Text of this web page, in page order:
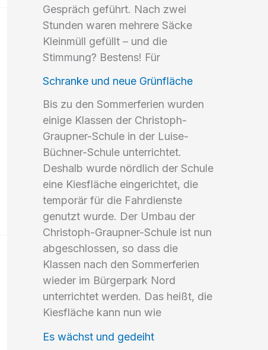
Gespräch geführt. Nach zwei
Stunden waren mehrere Säcke
Kleinmüll gefüllt – und die
Stimmung? Bestens! Für
Schranke und neue Grünfläche
Bis zu den Sommerferien wurden
einige Klassen der Christoph-
Graupner-Schule in der Luise-
Büchner-Schule unterrichtet.
Deshalb wurde nördlich der Schule
eine Kiesfläche eingerichtet, die
temporär für die Fahrdienste
genutzt wurde. Der Umbau der
Christoph-Graupner-Schule ist nun
abgeschlossen, so dass die
Klassen nach den Sommerferien
wieder im Bürgerpark Nord
unterrichtet werden. Das heißt, die
Kiesfläche kann nun wie
Es wächst und gedeiht